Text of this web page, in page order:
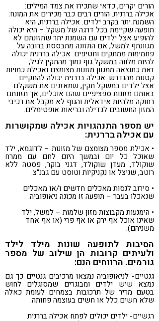
הורים יקרים, כדאי שתכירו את צמד המילים:
אכילה בררנית. הורים רבים כבר מכירים את המונח:
השמנת יתר בקרב ילדים. אכילה בררנית, היא
תופעה שקיימת בכל דרגה של משקל – היא יכולה
להופיע אצל ילדים עם השמנת יתר שתזונתם לא
מגוונתף למשל, אם התזונה מתבססת ברובה על
פחמימות ממתקים וחטיפים. אכילה בררנית יכולה
להיות מלווה במשקל גוף נמוך מהתקין לגיל,
זאת כתוצאה ממגוון מזונות מצומצם ואכילת כמויות
קטנות מהנדרש. אכילה בררנית יכולה להתקיים
אצל ילדים במשקל תקין, שמאזנים את משקלם
באותם מזונות ספציפיים שהם אוכלים, אך תזונתם
רחוקה מלהיות אידאלית והגוף לא מקבל את רכיבי
המזון החשובים לגדילה ובריאות אופטימלים.
יש מספר התנהגויות אכילה שמקושרות
עם אכילה בררנית:
• אכילת מספר מצומצם של מזונות – לדוגמא, ילד
שאוכל כל יום ובמשך היום לחם עם ממרח
שוקולד, מעדן שוקולד, דגני בוקר, פסטה ללא
רוטב, שניצל או נקניקיות וטוסט עם גבנ"צ.
• סירוב לנסות מאכלים חדשים ו/או מאכלים
שנאכלו בעבר – תופעה זו מכונה ניאופוביה.
• הימנעות מקבוצות מזון שלמות – למשל, ילד
שאינו אוכל אף ירק או אף פרי (או אף אחד
משניהם).
הסיבות לתופעה שונות מילד לילד
ולעיתים קרובות הן שילוב של מספר
גורמים. הרווחים הנם:
גנטיים- לניאופוביה נמצאו מרכיבים גנטיים כך גם
נמצא שיש ילדים ומבוגרים שמסוגלים לחוש
בטעם מריר של תרכובות בצמחים לעומת כאלה
שלא חשים כלל או חשים בעוצמה פחותה.
רגשיים- ילדים יכולים לפתח אכילה בררנית